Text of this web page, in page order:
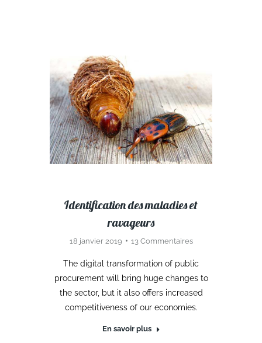
Identification des maladies et
ravageurs
18 janvier 2019 13 Commentaires
The digital transformation of public
procurement will bring huge changes to
the sector, but it also offers increased
competitiveness of our economies.
En savoir plus